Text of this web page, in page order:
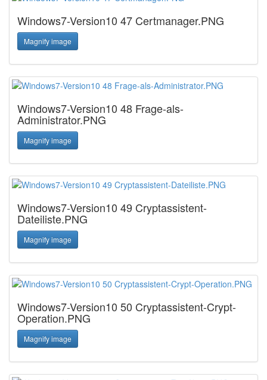
Windows7-Version10 47 Certmanager.PNG
Magnify image
Windows7-Version10 48 Frage-als-
Administrator.PNG
Magnify image
Windows7-Version10 49 Cryptassistent-
Dateiliste.PNG
Magnify image
Windows7-Version10 50 Cryptassistent-Crypt-
Operation.PNG
Magnify image